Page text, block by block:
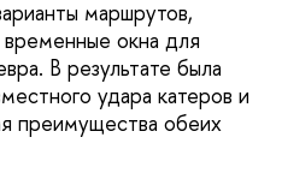
маршрутов,
окна для
В результате была
удара катеров и
преимущества обеих